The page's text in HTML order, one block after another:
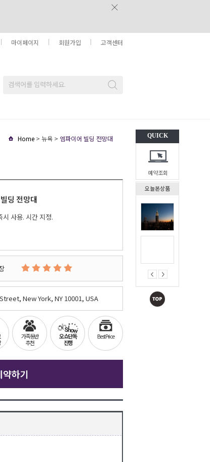
QUICK
예약조회
오늘본상품
마이페이지 회원가입 고객센터
Home > 뉴욕 > 엠파이어 빌딩 전망대
딩 전망대
사용. 시간 지정.
New York, NY 10001, USA
가족동반
추천
오쇼단독
진행
Best Price
약하기